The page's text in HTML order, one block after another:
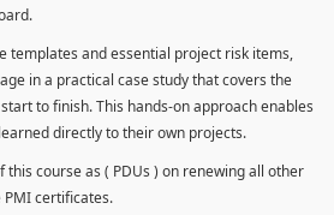
templates and essential project risk items,
in a practical case study that covers the
to finish. This hands-on approach enables
directly to their own projects.
this course as ( PDUs ) on renewing all other
certificates.